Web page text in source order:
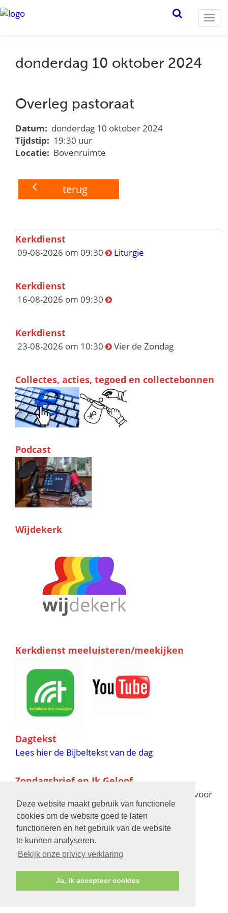
Deze website maakt gebruik van functionele
cookies om de website goed te laten
functioneren en het gebruik van de website
te kunnen analyseren.
Bekijk onze privicy verklaring
Ja, ik accepteer cookies
donderdag 10 oktober 2024
Overleg pastoraat
Datum: donderdag 10 oktober 2024
Tijdstip: 19:30 uur
Locatie: Bovenruimte
terug
Kerkdienst
09-08-2026 om 09:30 Liturgie
Kerkdienst
16-08-2026 om 09:30
Kerkdienst
23-08-2026 om 10:30 Vier de Zondag
Collectes, acties, tegoed en collectebonnen
Podcast
Wijdekerk
Kerkdienst meeluisteren/meekijken
Dagtekst
Lees hier de Bijbeltekst van de dag
Zondagsbrief en Ik Geloof
voor
de verschijningsdata in 2025 en 2026
Bijbelschool